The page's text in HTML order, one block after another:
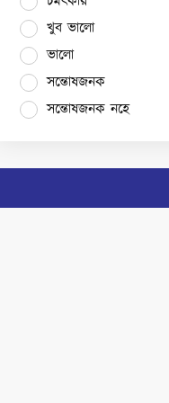
খুব ভালো
ভালো
সন্তোষজনক
সন্তোষজনক নহে